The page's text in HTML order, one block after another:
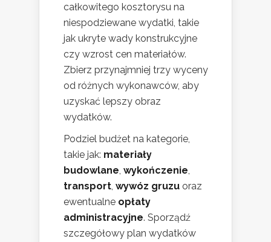
całkowitego kosztorysu na
niespodziewane wydatki, takie
jak ukryte wady konstrukcyjne
czy wzrost cen materiałów.
Zbierz przynajmniej trzy wyceny
od różnych wykonawców, aby
uzyskać lepszy obraz
wydatków.
Podziel budżet na kategorie,
takie jak: materiały
budowlane, wykończenie,
transport, wywóz gruzu oraz
ewentualne opłaty
administracyjne. Sporządź
szczegółowy plan wydatków